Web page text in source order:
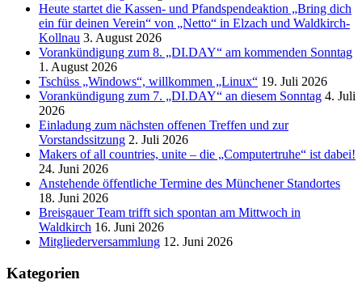
Heute startet die Kassen- und Pfandspendeaktion „Bring dich
ein für deinen Verein“ von „Netto“ in Elzach und Waldkirch-
Kollnau 3. August 2026
Vorankündigung zum 8. „DI.DAY“ am kommenden Sonntag
1. August 2026
Tschüss „Windows“, willkommen „Linux“ 19. Juli 2026
Vorankündigung zum 7. „DI.DAY“ an diesem Sonntag 4. Juli
2026
Einladung zum nächsten offenen Treffen und zur
Vorstandssitzung 2. Juli 2026
Makers of all countries, unite – die „Computertruhe“ ist dabei!
24. Juni 2026
Anstehende öffentliche Termine des Münchener Standortes
18. Juni 2026
Breisgauer Team trifft sich spontan am Mittwoch in
Waldkirch 16. Juni 2026
Mitgliederversammlung 12. Juni 2026
Kategorien